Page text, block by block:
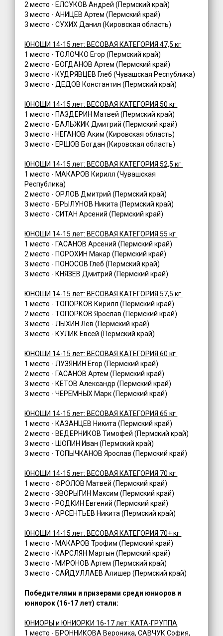
2 место - ЕЛСУКОВ Андрей (Пермский край)
3 место - АНИЦЕВ Артем (Пермский край)
3 место - СУХИХ Данил (Кировская область)
ЮНОШИ 14-15 лет: ВЕСОВАЯ КАТЕГОРИЯ 47,5 кг
1 место - ТОЛОЧКО Егор (Пермский край)
2 место - БОГДАНОВ Артем (Пермский край)
3 место - КУДРЯВЦЕВ Глеб (Чувашская Республика)
3 место - ДЕДОВ Константин (Пермский край)
ЮНОШИ 14-15 лет: ВЕСОВАЯ КАТЕГОРИЯ 50 кг
1 место - ПАЗДЕРИН Матвей (Пермский край)
2 место - БАЛЬЖИК Дмитрий (Пермский край)
3 место - НЕГАНОВ Аким (Кировская область)
3 место - ЕРШОВ Богдан (Кировская область)
ЮНОШИ 14-15 лет: ВЕСОВАЯ КАТЕГОРИЯ 52,5 кг
1 место - МАКАРОВ Кирилл (Чувашская
Республика)
2 место - ОРЛОВ Дмитрий (Пермский край)
3 место - БРЫЛУНОВ Никита (Пермский край)
3 место - СИТАН Арсений (Пермский край)
ЮНОШИ 14-15 лет: ВЕСОВАЯ КАТЕГОРИЯ 55 кг
1 место - ГАСАНОВ Арсений (Пермский край)
2 место - ПОРОХИН Макар (Пермский край)
3 место - ПОНОСОВ Глеб (Пермский край)
3 место - КНЯЗЕВ Дмитрий (Пермский край)
ЮНОШИ 14-15 лет: ВЕСОВАЯ КАТЕГОРИЯ 57,5 кг
1 место - ТОПОРКОВ Кирилл (Пермский край)
2 место - ТОПОРКОВ Ярослав (Пермский край)
3 место - ЛЫХИН Лев (Пермский край)
3 место - КУЛИК Евсей (Пермский край)
ЮНОШИ 14-15 лет: ВЕСОВАЯ КАТЕГОРИЯ 60 кг
1 место - ЛУЗЯНИН Егор (Пермский край)
2 место - ГАСАНОВ Артем (Пермский край)
3 место - КЕТОВ Александр (Пермский край)
3 место - ЧЕРЕМНЫХ Марк (Пермский край)
ЮНОШИ 14-15 лет: ВЕСОВАЯ КАТЕГОРИЯ 65 кг
1 место - КАЗАНЦЕВ Никита (Пермский край)
2 место - ВЕДЕРНИКОВ Тимофей (Пермский край)
3 место - ШОПИН Иван (Пермский край)
3 место - ТОПЫЧКАНОВ Ярослав (Пермский край)
ЮНОШИ 14-15 лет: ВЕСОВАЯ КАТЕГОРИЯ 70 кг
1 место - ФРОЛОВ Матвей (Пермский край)
2 место - ЗВОРЫГИН Максим (Пермский край)
3 место - РОДКИН Евгений (Пермский край)
3 место - АРСЕНТЬЕВ Никита (Пермский край)
ЮНОШИ 14-15 лет: ВЕСОВАЯ КАТЕГОРИЯ 70+ кг
1 место - МАКАРОВ Трофим (Пермский край)
2 место - КАРСЛЯН Мартын (Пермский край)
3 место - МИРОНОВ Артем (Пермский край)
3 место - САЙДУЛЛАЕВ Алишер (Пермский край)
Победителями и призерами среди юниоров и
юниорок (16-17 лет) стали:
ЮНИОРЫ и ЮНИОРКИ 16-17 лет: КАТА-ГРУППА
1 место - БРОННИКОВА Вероника, САВЧУК София,